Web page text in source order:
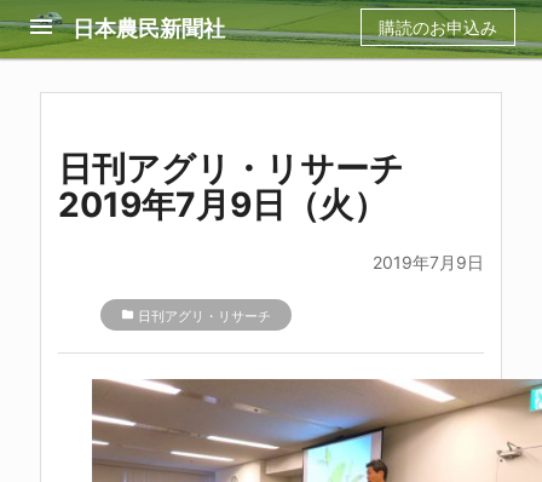
menu 日本農民新聞社 購読のお申込み
日刊アグリ・リサーチ
2019年7月9日（火）
2019年7月9日
folder 日刊アグリ・リサーチ